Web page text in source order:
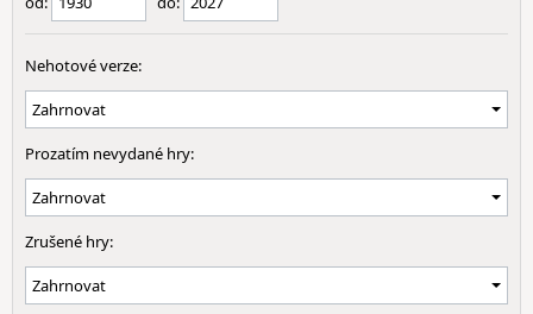
Nehotové verze:
Prozatím nevydané hry:
Zrušené hry: